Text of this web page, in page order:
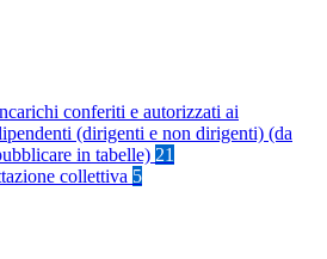
conferiti e autorizzati ai
(dirigenti e non dirigenti) (da
in tabelle) 21
collettiva 5